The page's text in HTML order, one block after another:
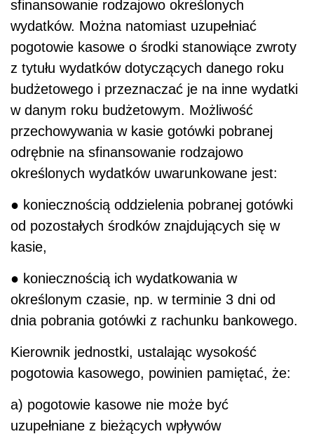
sfinansowanie rodzajowo określonych
wydatków. Można natomiast uzupełniać
pogotowie kasowe o środki stanowiące zwroty
z tytułu wydatków dotyczących danego roku
budżetowego i przeznaczać je na inne wydatki
w danym roku budżetowym. Możliwość
przechowywania w kasie gotówki pobranej
odrębnie na sfinansowanie rodzajowo
określonych wydatków uwarunkowane jest:
● koniecznością oddzielenia pobranej gotówki
od pozostałych środków znajdujących się w
kasie,
● koniecznością ich wydatkowania w
określonym czasie, np. w terminie 3 dni od
dnia pobrania gotówki z rachunku bankowego.
Kierownik jednostki, ustalając wysokość
pogotowia kasowego, powinien pamiętać, że:
a) pogotowie kasowe nie może być
uzupełniane z bieżących wpływów